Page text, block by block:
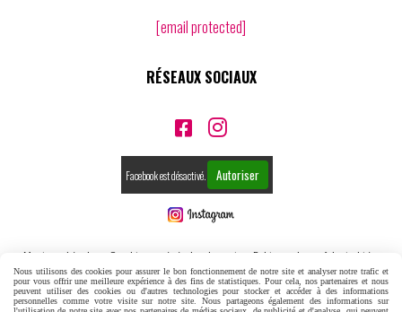
[email protected]
RÉSEAUX SOCIAUX
 
Facebook est désactivé. Autoriser
Mentions Légales Conditions générales de vente
Politique de confidentialité
Gestion cookies Mon Compte Créer un site internet
Nous utilisons des cookies pour assurer le bon fonctionnement de notre site et analyser notre trafic et
pour vous offrir une meilleure expérience à des fins de statistiques. Pour cela, nos partenaires et nous
peuvent utiliser des cookies ou d'autres technologies pour stocker et accéder à des informations
personnelles comme votre visite sur notre site. Nous partageons également des informations sur